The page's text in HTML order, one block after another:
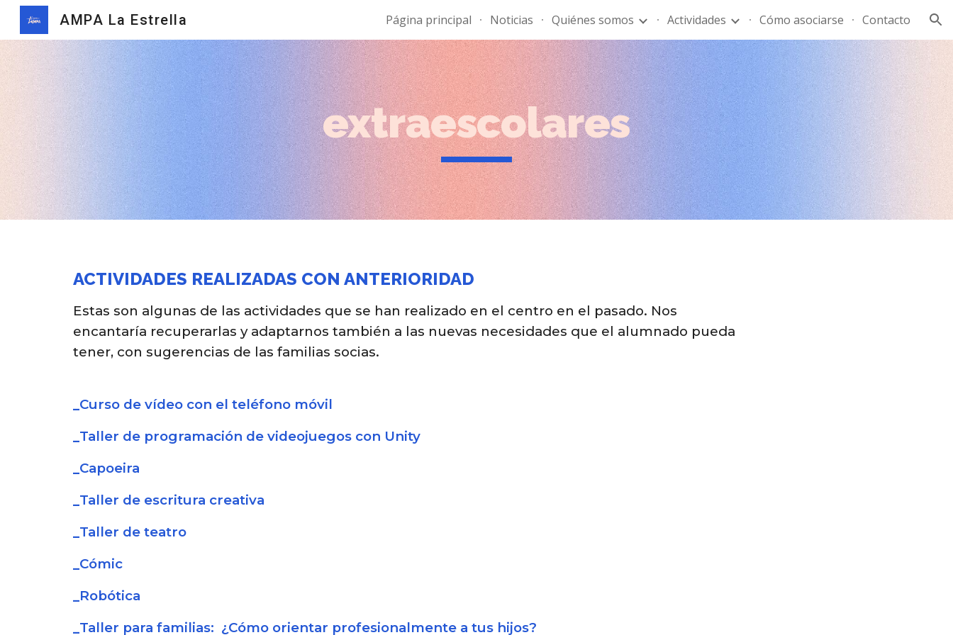
Skip to main content Skip to navigation
AMPA La Estrella Página principal Noticias Quiénes somos Actividades Cómo asociarse Contacto
extraescolares
ACTIVIDADES REALIZADAS CON ANTERIORIDAD
Estas son algunas de las actividades que se han realizado en el centro en el pasado. Nos
encantaría recuperarlas y adaptarnos también a las nuevas necesidades que el alumnado pueda
tener, con sugerencias de las familias socias.
_Curso de vídeo con el teléfono móvil
_Taller de programación de videojuegos con Unity
_Capoeira
_Taller de escritura creativa
_Taller de teatro
_Cómic
_Robótica
_Taller para familias: ¿Cómo orientar profesionalmente a tus hijos?